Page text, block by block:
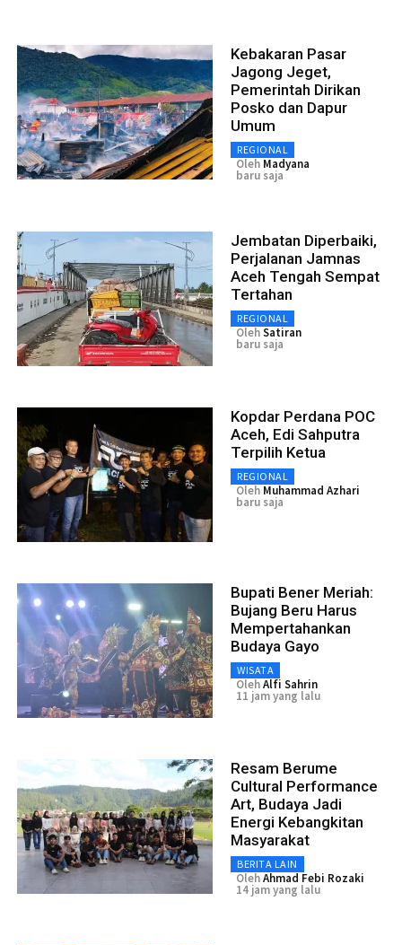
Kebakaran Pasar
Jagong Jeget,
Pemerintah Dirikan
Posko dan Dapur
Umum
REGIONAL
Oleh Madyana
baru saja
Jembatan Diperbaiki,
Perjalanan Jamnas
Aceh Tengah Sempat
Tertahan
REGIONAL
OlehSatiran
baru saja
Kopdar Perdana POC
Aceh, Edi Sahputra
Terpilih Ketua
REGIONAL
Oleh Muhammad Azhari
baru saja
Bupati Bener Meriah:
Bujang Beru Harus
Mempertahankan
Budaya Gayo
WISATA
OlehAlfi Sahrin
11 jam yang lalu
Resam Berume
Cultural Performance
Art, Budaya Jadi
Energi Kebangkitan
Masyarakat
BERITA LAIN
OlehAhmad Febi Rozaki
14 jam yang lalu